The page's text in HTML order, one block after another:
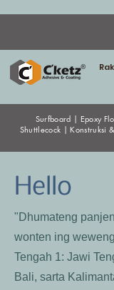
Surfboard | Epoxy
Shuttlecock |Konstruksi
Hello
"Dhumateng
wonten ing
Tengah 1: Jawi
Bali, sarta